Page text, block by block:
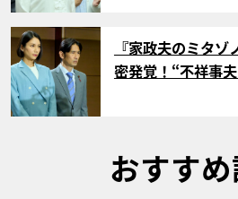
サムネイル
『家政夫のミタ
密発覚！“不祥事
おすす